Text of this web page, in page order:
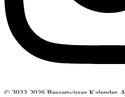
© 2023-2026 Besserwisser-Kalender.